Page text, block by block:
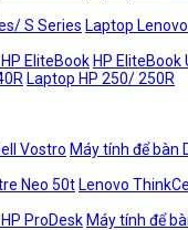
S Series Laptop
EliteBook HP EliteBook
Laptop HP 250/ 250R
Vostro Máy tính để bàn
Neo 50t Lenovo
ProDesk Máy tính để